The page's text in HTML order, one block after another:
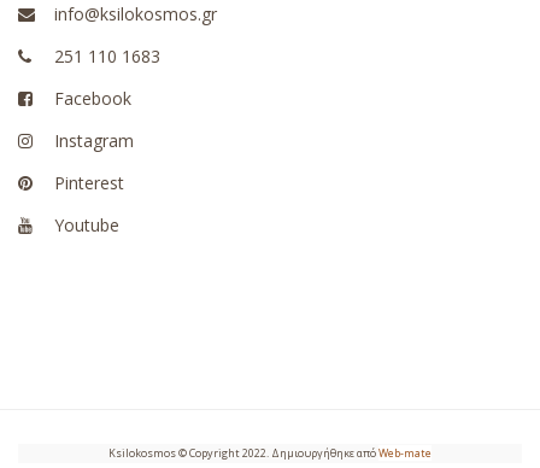
info@ksilokosmos.gr
251 110 1683
Facebook
Instagram
Pinterest
Youtube
Ksilokosmos © Copyright 2022. Δημιουργήθηκε απόWeb-mate